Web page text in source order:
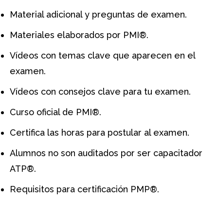
Material adicional y preguntas de examen.
Materiales elaborados por PMI®.
Vídeos con temas clave que aparecen en el
examen.
Vídeos con consejos clave para tu examen.
Curso oficial de PMI®.
Certifica las horas para postular al examen.
Alumnos no son auditados por ser capacitador
ATP®.
Requisitos para certificación PMP®.